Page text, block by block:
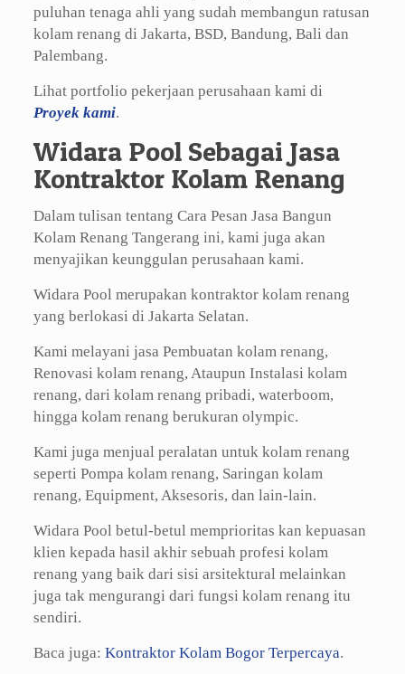
puluhan tenaga ahli yang sudah membangun ratusan
kolam renang di Jakarta, BSD, Bandung, Bali dan
Palembang.
Lihat portfolio pekerjaan perusahaan kami di
Proyek kami.
Widara Pool Sebagai Jasa
Kontraktor Kolam Renang
Dalam tulisan tentang Cara Pesan Jasa Bangun
Kolam Renang Tangerang ini, kami juga akan
menyajikan keunggulan perusahaan kami.
Widara Pool merupakan kontraktor kolam renang
yang berlokasi di Jakarta Selatan.
Kami melayani jasa Pembuatan kolam renang,
Renovasi kolam renang, Ataupun Instalasi kolam
renang, dari kolam renang pribadi, waterboom,
hingga kolam renang berukuran olympic.
Kami juga menjual peralatan untuk kolam renang
seperti Pompa kolam renang, Saringan kolam
renang, Equipment, Aksesoris, dan lain-lain.
Widara Pool betul-betul memprioritas kan kepuasan
klien kepada hasil akhir sebuah profesi kolam
renang yang baik dari sisi arsitektural melainkan
juga tak mengurangi dari fungsi kolam renang itu
sendiri.
Baca juga: Kontraktor Kolam Bogor Terpercaya.